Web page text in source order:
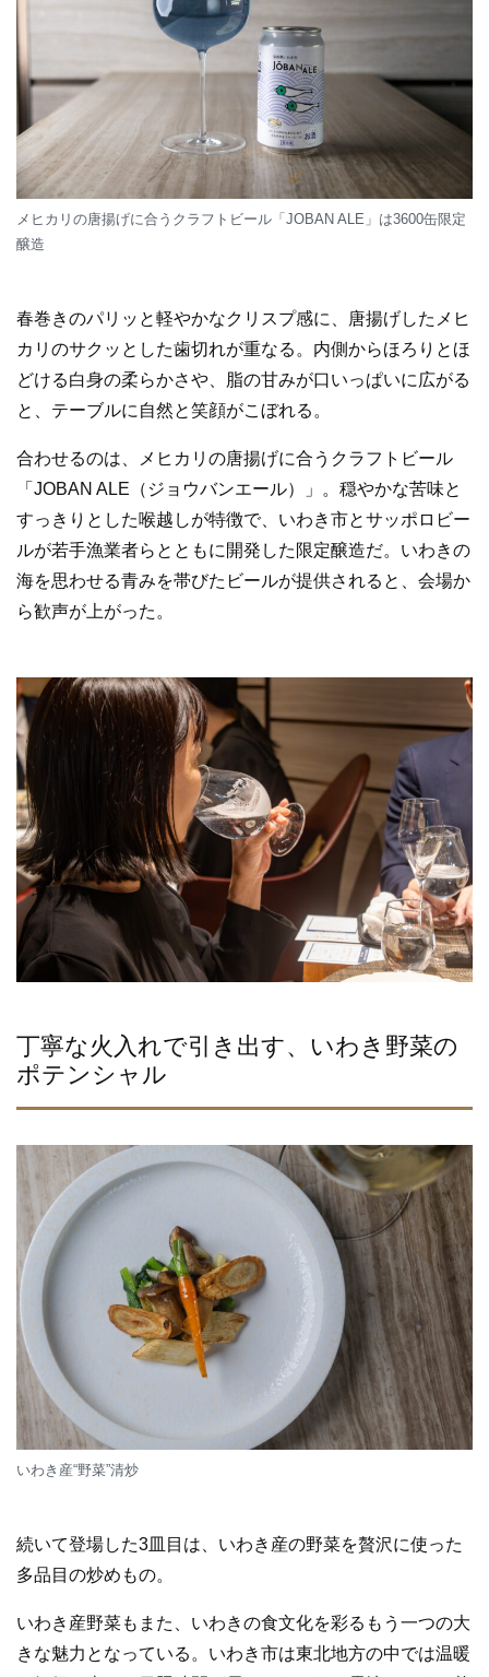
メヒカリの唐揚げに合うクラフトビール「JOBAN ALE」は3600缶限定
醸造
春巻きのパリッと軽やかなクリスプ感に、唐揚げしたメヒ
カリのサクッとした歯切れが重なる。内側からほろりとほ
どける白身の柔らかさや、脂の甘みが口いっぱいに広がる
と、テーブルに自然と笑顔がこぼれる。
合わせるのは、メヒカリの唐揚げに合うクラフトビール
「JOBAN ALE（ジョウバンエール）」。穏やかな苦味と
すっきりとした喉越しが特徴で、いわき市とサッポロビー
ルが若手漁業者らとともに開発した限定醸造だ。いわきの
海を思わせる青みを帯びたビールが提供されると、会場か
ら歓声が上がった。
丁寧な火入れで引き出す、いわき野菜の
ポテンシャル
いわき産“野菜”清炒
続いて登場した3皿目は、いわき産の野菜を贅沢に使った
多品目の炒めもの。
いわき産野菜もまた、いわきの食文化を彩るもう一つの大
きな魅力となっている。いわき市は東北地方の中では温暖